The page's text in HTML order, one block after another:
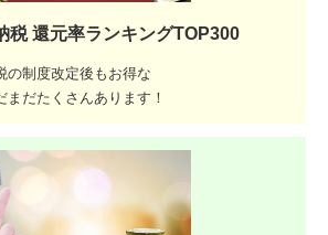
税 還元率ランキングTOP300
の制度改定後もお得な
まだたくさんあります！